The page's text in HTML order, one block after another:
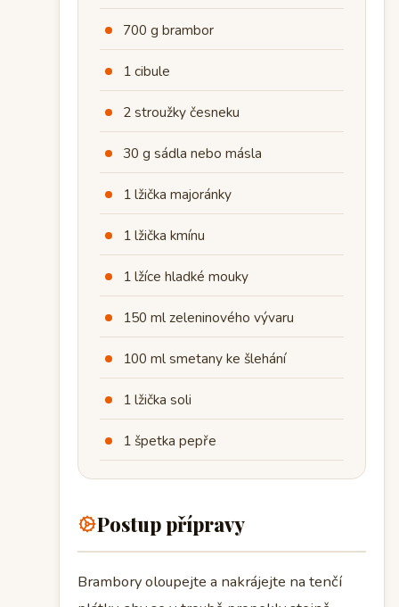
700 g brambor
1 cibule
2 stroužky česneku
30 g sádla nebo másla
1 lžička majoránky
1 lžička kmínu
1 lžíce hladké mouky
150 ml zeleninového vývaru
100 ml smetany ke šlehání
1 lžička soli
1 špetka pepře
Postup přípravy
Brambory oloupejte a nakrájejte na tenčí